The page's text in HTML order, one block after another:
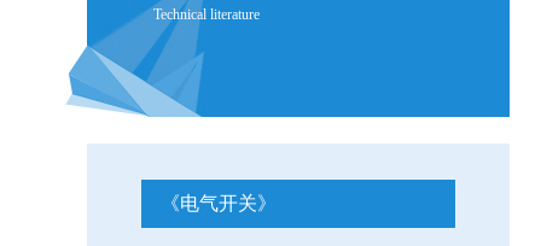
Technical literature
《电气开关》